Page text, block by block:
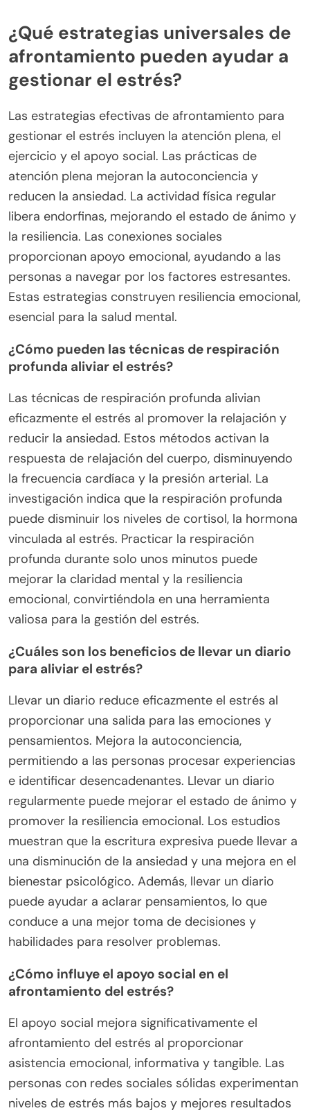
¿Qué estrategias universales de
afrontamiento pueden ayudar a
gestionar el estrés?
Las estrategias efectivas de afrontamiento para
gestionar el estrés incluyen la atención plena, el
ejercicio y el apoyo social. Las prácticas de
atención plena mejoran la autoconciencia y
reducen la ansiedad. La actividad física regular
libera endorfinas, mejorando el estado de ánimo y
la resiliencia. Las conexiones sociales
proporcionan apoyo emocional, ayudando a las
personas a navegar por los factores estresantes.
Estas estrategias construyen resiliencia emocional,
esencial para la salud mental.
¿Cómo pueden las técnicas de respiración
profunda aliviar el estrés?
Las técnicas de respiración profunda alivian
eficazmente el estrés al promover la relajación y
reducir la ansiedad. Estos métodos activan la
respuesta de relajación del cuerpo, disminuyendo
la frecuencia cardíaca y la presión arterial. La
investigación indica que la respiración profunda
puede disminuir los niveles de cortisol, la hormona
vinculada al estrés. Practicar la respiración
profunda durante solo unos minutos puede
mejorar la claridad mental y la resiliencia
emocional, convirtiéndola en una herramienta
valiosa para la gestión del estrés.
¿Cuáles son los beneficios de llevar un diario
para aliviar el estrés?
Llevar un diario reduce eficazmente el estrés al
proporcionar una salida para las emociones y
pensamientos. Mejora la autoconciencia,
permitiendo a las personas procesar experiencias
e identificar desencadenantes. Llevar un diario
regularmente puede mejorar el estado de ánimo y
promover la resiliencia emocional. Los estudios
muestran que la escritura expresiva puede llevar a
una disminución de la ansiedad y una mejora en el
bienestar psicológico. Además, llevar un diario
puede ayudar a aclarar pensamientos, lo que
conduce a una mejor toma de decisiones y
habilidades para resolver problemas.
¿Cómo influye el apoyo social en el
afrontamiento del estrés?
El apoyo social mejora significativamente el
afrontamiento del estrés al proporcionar
asistencia emocional, informativa y tangible. Las
personas con redes sociales sólidas experimentan
niveles de estrés más bajos y mejores resultados